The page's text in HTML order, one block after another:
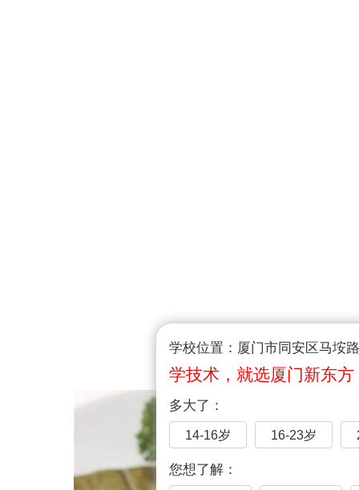
学校位置：厦门市同安区马垵
学技术，就选厦门新东方
多大了：
14-16岁 16-23岁
您想了解：